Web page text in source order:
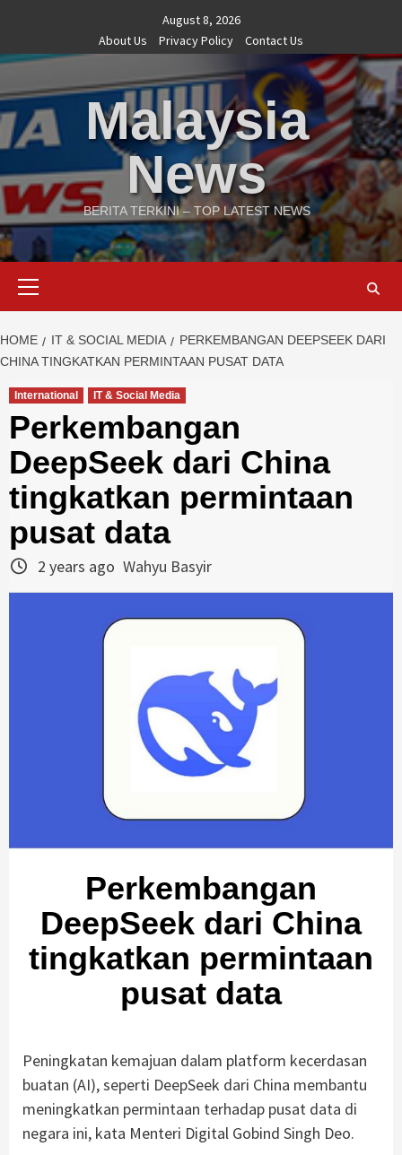
content
August 8, 2026
About Us
Privacy Policy Contact Us
Malaysia
News
BERITA TERKINI – TOP LATEST NEWS
HOME IT & SOCIAL MEDIA
PERKEMBANGAN DEEPSEEK DARI
CHINA TINGKATKAN PERMINTAAN PUSAT DATA
International IT & Social Media
Perkembangan
DeepSeek dari China
tingkatkan permintaan
pusat data
2 years ago Wahyu Basyir
Perkembangan
DeepSeek dari China
tingkatkan permintaan
pusat data
Peningkatan kemajuan dalam platform kecerdasan
buatan (AI), seperti DeepSeek dari China membantu
meningkatkan permintaan terhadap pusat data di
negara ini, kata Menteri Digital Gobind Singh Deo.